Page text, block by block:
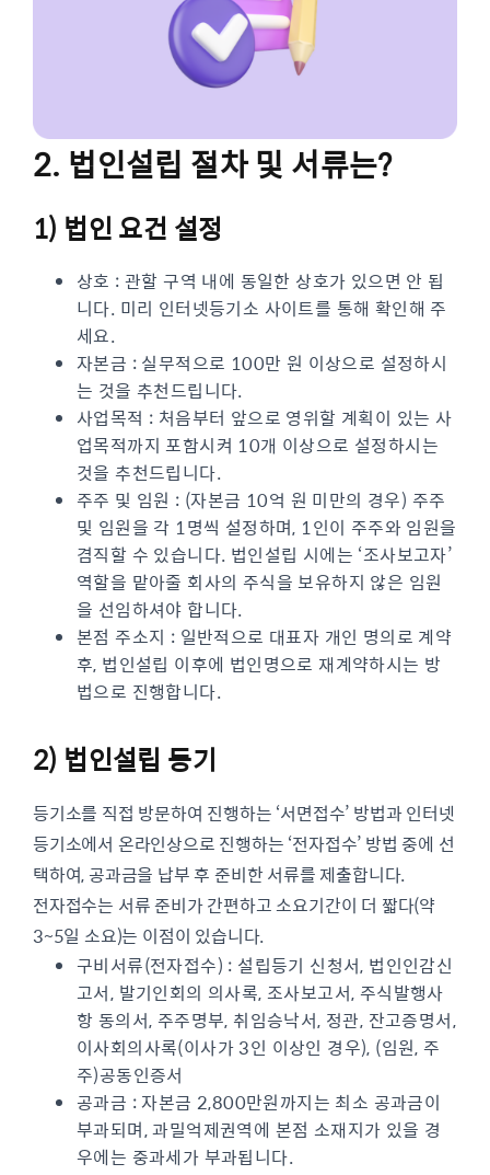
2. 법인설립 절차 및 서류는?
1) 법인 요건 설정
상호 : 관할 구역 내에 동일한 상호가 있으면 안 됩
니다. 미리 인터넷등기소 사이트를 통해 확인해 주
세요.
자본금 : 실무적으로 100만 원 이상으로 설정하시
는 것을 추천드립니다.
사업목적 : 처음부터 앞으로 영위할 계획이 있는 사
업목적까지 포함시켜 10개 이상으로 설정하시는
것을 추천드립니다.
주주 및 임원 : (자본금 10억 원 미만의 경우) 주주
및 임원을 각 1명씩 설정하며, 1인이 주주와 임원을
겸직할 수 있습니다. 법인설립 시에는 ‘조사보고자’
역할을 맡아줄 회사의 주식을 보유하지 않은 임원
을 선임하셔야 합니다.
본점 주소지 : 일반적으로 대표자 개인 명의로 계약
후, 법인설립 이후에 법인명으로 재계약하시는 방
법으로 진행합니다.
2) 법인설립 등기
등기소를 직접 방문하여 진행하는 ‘서면접수’ 방법과 인터넷
등기소에서 온라인상으로 진행하는 ‘전자접수’ 방법 중에 선
택하여, 공과금을 납부 후 준비한 서류를 제출합니다.
전자접수는 서류 준비가 간편하고 소요기간이 더 짧다(약
3~5일 소요)는 이점이 있습니다.
구비서류(전자접수) : 설립등기 신청서, 법인인감신
고서, 발기인회의 의사록, 조사보고서, 주식발행사
항 동의서, 주주명부, 취임승낙서, 정관, 잔고증명서,
이사회의사록(이사가 3인 이상인 경우), (임원, 주
주)공동인증서
공과금 : 자본금 2,800만원까지는 최소 공과금이
부과되며, 과밀억제권역에 본점 소재지가 있을 경
우에는 중과세가 부과됩니다.